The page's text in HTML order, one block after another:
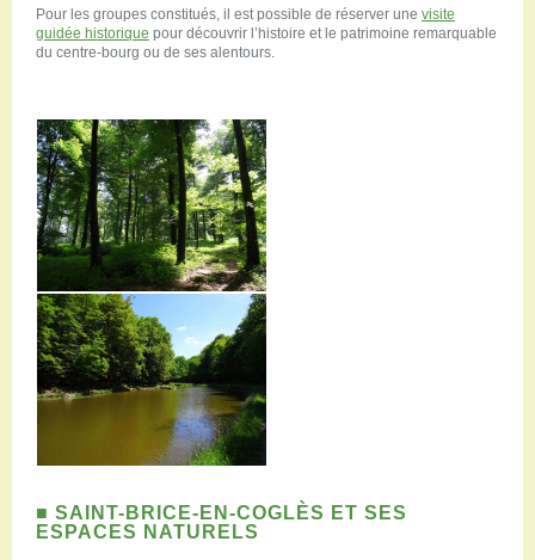
Pour les groupes constitués, il est possible de réserver une visite
guidée historique pour découvrir l’histoire et le patrimoine remarquable
du centre-bourg ou de ses alentours.
■ SAINT-BRICE-EN-COGLÈS ET SES
ESPACES NATURELS